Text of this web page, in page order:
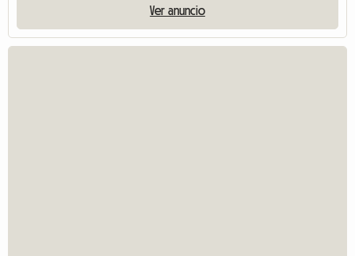
Ver anuncio